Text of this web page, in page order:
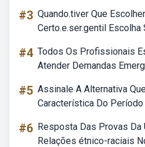
#3 Quando.tiver Que
Certo.e.ser.gentil Escolha
#4 Todos Os Profissionais
Atender Demandas
#5 Assinale A Alternativa
Característica Do
#6 Resposta Das Provas Da
Relações étnico-raciais